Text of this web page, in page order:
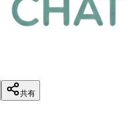
てください！
共有